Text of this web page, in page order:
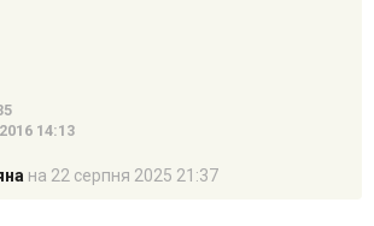
14:13
на 22 серпня 2025 21:37